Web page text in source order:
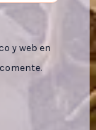
y web en